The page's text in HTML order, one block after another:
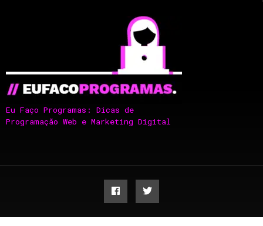
Eu Faço Programas: Dicas de
Programação Web e Marketing Digital